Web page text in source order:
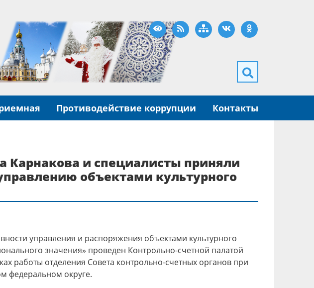
Версия для слабовидящих
RSS Карта сайта
ВКонтактеОдноклассники
Противодействие коррупции Контакты
Карнакова и специалисты приняли
объектами культурного
управления и распоряжения объектами культурного
значения» проведен Контрольно-счетной палатой
работы отделения Совета контрольно-счетных органов при
федеральном округе.